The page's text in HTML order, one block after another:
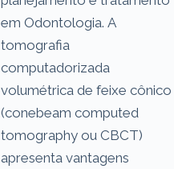
em Odontologia. A
tomografia
computadorizada
volumétrica de feixe cônico
(conebeam computed
tomography ou CBCT)
apresenta vantagens